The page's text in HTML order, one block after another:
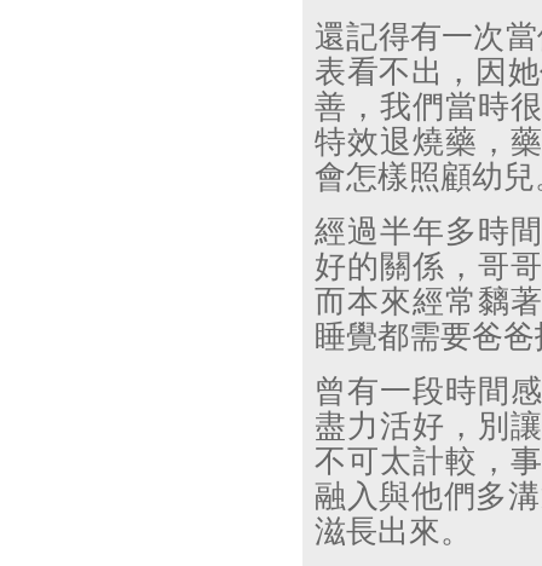
還記得有一次
表看不出，因
善，我們當時
特效退燒藥，
會怎樣照顧幼兒
經過半年多時
好的關係，哥
而本來經常黐
睡覺都需要爸
曾有一段時間
盡力活好，別
不可太計較，
融入與他們多
滋長出來。